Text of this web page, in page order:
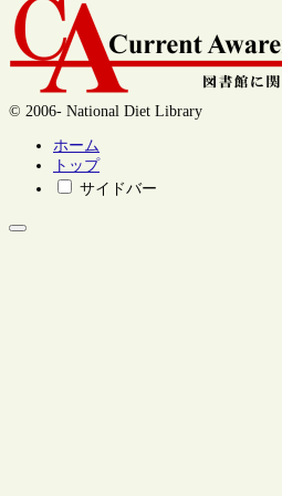
© 2006- National Diet Library
ホーム
トップ
サイドバー